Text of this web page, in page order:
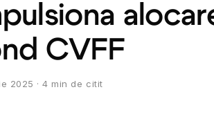
CVFF
2025 · 4 min de citit